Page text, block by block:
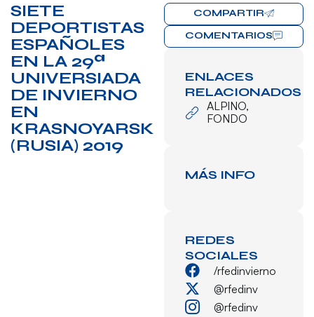
SIETE
DEPORTISTAS
ESPAÑOLES
EN LA 29ª
UNIVERSIADA
DE INVIERNO
EN
KRASNOYARSK
(RUSIA) 2019
COMPARTIR
COMENTARIOS
ENLACES
RELACIONADOS
ALPINO,
FONDO
MÁS INFO
REDES
SOCIALES
/rfedinvierno
@rfedinv
@rfedinv